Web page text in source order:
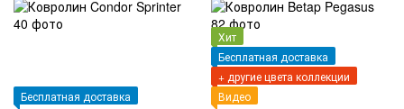
Бесплатная доставка
Хит
Бесплатная доставка
+ другие цвета коллекции
Видео